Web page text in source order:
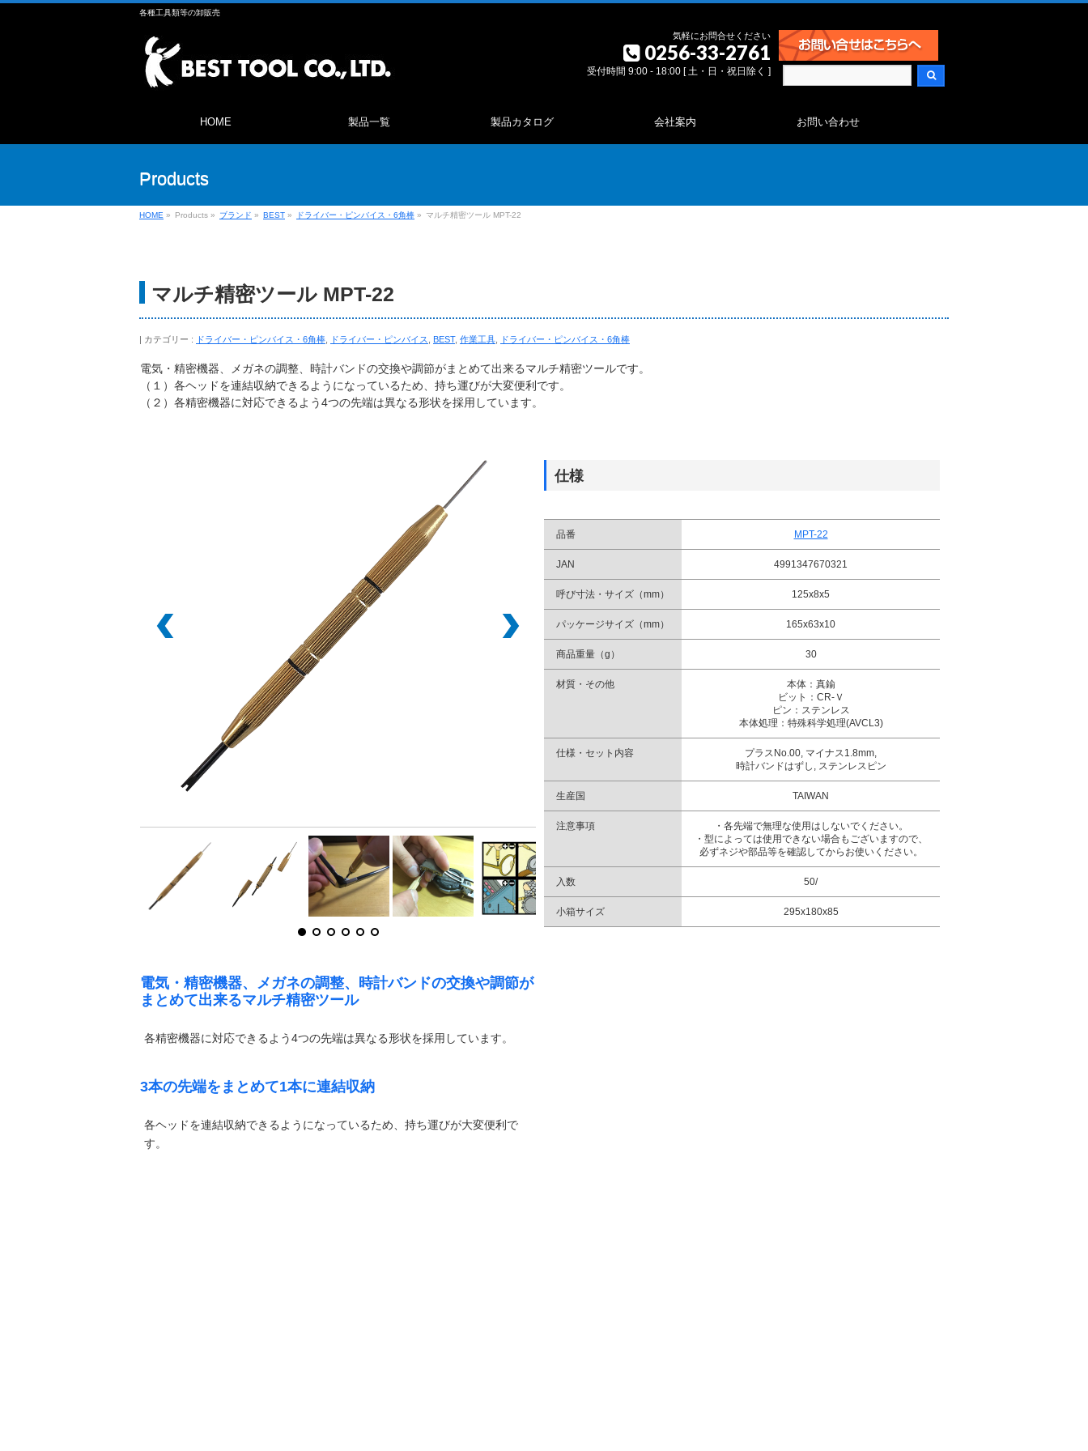
各種工具類等の卸販売
気軽にお問合せください
0256-33-2761
受付時間 9:00 - 18:00 [ 土・日・祝日除く ]
HOME 製品一覧 製品カタログ 会社案内 お問い合わせ
Products
HOME » Products » ブランド » BEST » ドライバー・ピンバイス・6角棒 » マルチ精密ツール MPT-22
マルチ精密ツール MPT-22
カテゴリー : ドライバー・ピンバイス・6角棒 ドライバー・ピンバイス BEST, 作業工具 ドライバー・ピンバイス・6角棒
電気・精密機器、メガネの調整、時計バンドの交換や調節がまとめて出来るマルチ精密ツールです。
（１）各ヘッドを連結収納できるようになっているため、持ち運びが大変便利です。
（２）各精密機器に対応できるよう4つの先端は異なる形状を採用しています。
電気・精密機器、メガネの調整、時計バンドの交換や調節が
まとめて出来るマルチ精密ツール
各精密機器に対応できるよう4つの先端は異なる形状を採用しています。
3本の先端をまとめて1本に連結収納
各ヘッドを連結収納できるようになっているため、持ち運びが大変便利で
す。
仕様
品番 MPT-22
JAN 4991347670321
呼び寸法・サイズ（mm） 125x8x5
パッケージサイズ（mm） 165x63x10
商品重量（g） 30
材質・その他
本体：真鍮
ビット：CR-Ｖ
ピン：ステンレス
本体処理：特殊科学処理(AVCL3)
仕様・セット内容
プラスNo.00, マイナス1.8mm,
時計バンドはずし, ステンレスピン
生産国 TAIWAN
注意事項
・各先端で無理な使用はしないでください。
・型によっては使用できない場合もございますので、
必ずネジや部品等を確認してからお使いください。
入数 50/
小箱サイズ 295x180x85